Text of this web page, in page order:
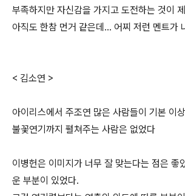
부족하지만 자신감을 가지고 도전하는 것이
아직도 한참 먼거 같은데... 어찌 저런 멘트가
< 김소연 >
아이리스에서 주조연 많은 사람들이 기본 이
불꽃연기까지 펼쳐주는 사람은 없었다
이병헌은 이미지가 너무 잘 맞는다는 점은 좋
운 부분이 있었다.